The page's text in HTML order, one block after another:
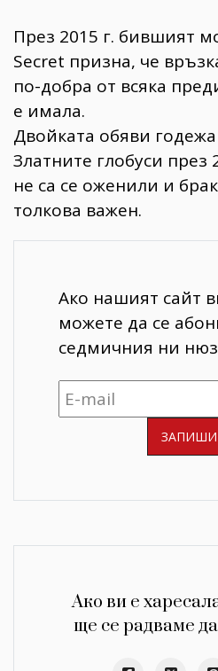
През 2015 г. бившият
Secret призна, че
по-добра от всяка
е имала.
Двойката обяви
Златните глобуси през
не са се оженили и
толкова важен.
Ако нашият сайт
можете да се
седмичния ни
Ако ви е
ще се радваме